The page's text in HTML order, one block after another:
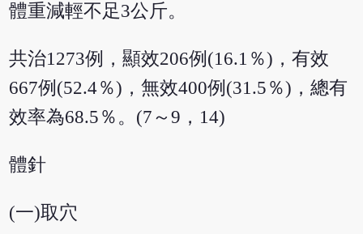
體重減輕不足3公斤。
共治1273例，顯效206例(16.1％)，有效
667例(52.4％)，無效400例(31.5％)，總有
效率為68.5％。(7～9，14)
體針
(一)取穴